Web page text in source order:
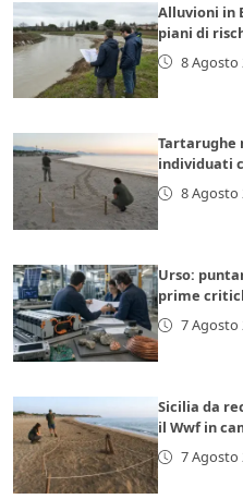
Alluvioni in
piani di
8 Agosto
Tartarughe
individuati
8 Agosto
Urso:
prime
7 Agosto
Sicilia da
il Wwf in
7 Agosto